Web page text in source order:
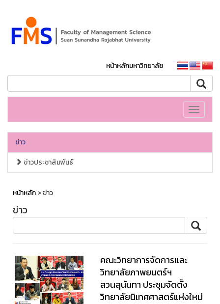
หน้าหลักมหาวิทยาลัย
Toggle
ข่าว
ข่าวประชาสัมพันธ์
หน้าหลัก> ข่าว
ข่าว
คณะวิทยาการจัดการและ
วิทยาลัยภาพยนตร์ฯ
สวนสุนันทา ประชุมจัดตั้ง
วิทยาลัยนิเทศศาสตร์แห่งใหม่